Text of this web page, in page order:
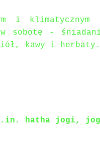
i klimatycznym
sobotę -
kawy i herbaty.
hatha jogi,